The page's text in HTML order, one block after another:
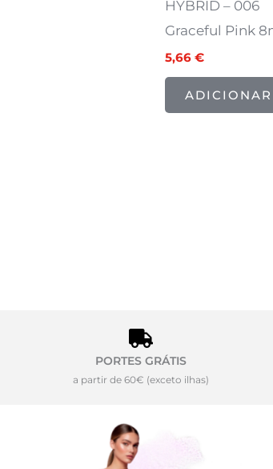
HYBRID – 006
Graceful Pink
5,66 €
ADICIONAR
PORTES GRÁTIS
a partir de 60€ (exceto ilhas)